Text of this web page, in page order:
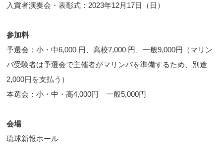
入賞者演奏会・表彰式：2023年12月17日（日）
参加料
予選会：小・中6,000 円、高校7,000 円、一般9,000円（マリン
バ受験者は予選会で主催者がマリンバを準備するため、別途
2,000円を支払う）
本選会：小・中・高4,000円 一般5,000円
会場
琉球新報ホール